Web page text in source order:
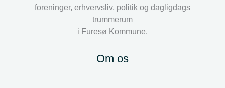
foreninger, erhvervsliv, politik og dagligdags
trummerum
i Furesø Kommune.
Om os